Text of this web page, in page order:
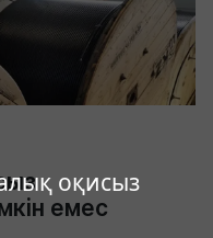
оқисыз
емес